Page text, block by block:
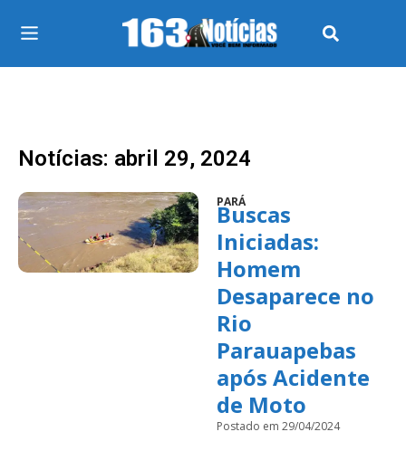
Notícias: abril 29, 2024
PARÁ
Buscas
Iniciadas:
Homem
Desaparece no
Rio
Parauapebas
após Acidente
de Moto
Postado em 29/04/2024